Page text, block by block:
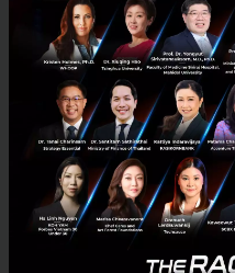
วัฒน์ อธิบาย
ปัจจุบัน JVCมีผู้ดาวน์โหล
JFIN Connect สำหรับ
ประมาณ560,000ราย ใ
จำนวนผู้ดาวน์โหลดแอพ
Cinemaรวม12ล้านราย
ลูกค้าที่แลกเหรียญ